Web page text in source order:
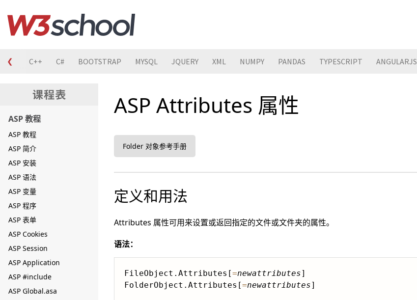
❮C C++ C# BOOTSTRAP MYSQL JQUERY XML NUMPY PANDAS TYPESCRIPT ANGULARJS
ASP 教程
ASP 教程
ASP 简介
ASP 安装
ASP 语法
ASP 变量
ASP 程序
ASP 表单
ASP Cookies
ASP Session
ASP Application
ASP #include
ASP Global.asa
ASP Attributes 属性
Folder 对象参考手册
定义和用法
Attributes 属性可用来设置或返回指定的文件或文件夹的属性。
语法：
FileObject.Attributes[=newattributes]
FolderObject.Attributes[=newattributes